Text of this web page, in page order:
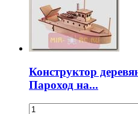
Конструктор
Пароход на...